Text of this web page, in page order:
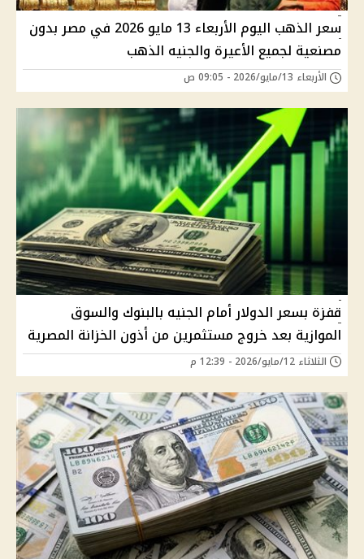
سعر الذهب اليوم الأربعاء 13 مايو 2026 في مصر بدون
مصنعية لجميع الأعيرة والجنيه الذهب
الأربعاء 13/مايو/2026 - 09:05 ص
قفزة بسعر الدولار أمام الجنيه بالبنوك والسوق
الموازية بعد خروج مستثمرين من أذون الخزانة المصرية
الثلاثاء 12/مايو/2026 - 12:39 م